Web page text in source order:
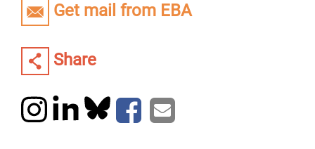
Get mail from EBA
Share